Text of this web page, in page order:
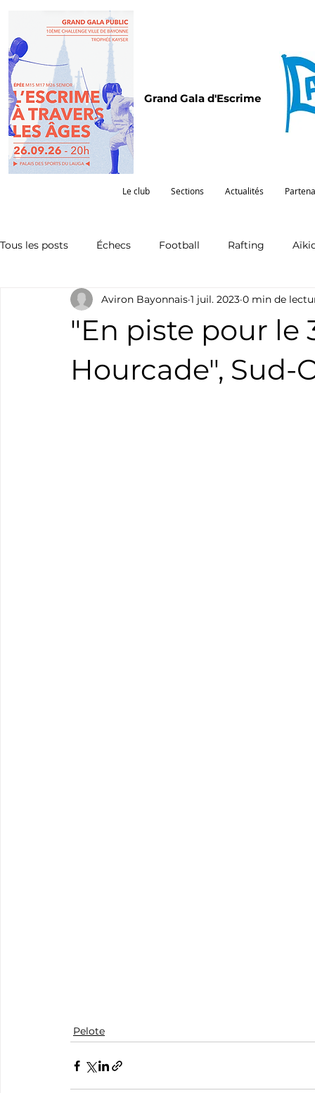
Grand Gala d'Escrime
Le club Sections Actualités
Tous les posts Échecs Football Rafting
Omnisports Partenariat Pelote Pentathlon
Natation Triathlon
"En piste pour le
Hourcade", Sud-
Aviron Bayonnais 1 juil. 2023 0 min de
Pelote